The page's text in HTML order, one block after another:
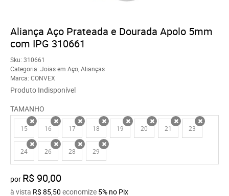
Aliança Aço Prateada e Dourada Apolo 5mm
com IPG 310661
Sku: 310661
Categoria: Joias em Aço Alianças
Marca: CONVEX
Produto Indisponível
TAMANHO
15x 16x 17x 18x 19x 20x 21 23x
24x 26x 28x 29x
por R$ 90,00
à vista R$ 85,50 economize 5% no Pix